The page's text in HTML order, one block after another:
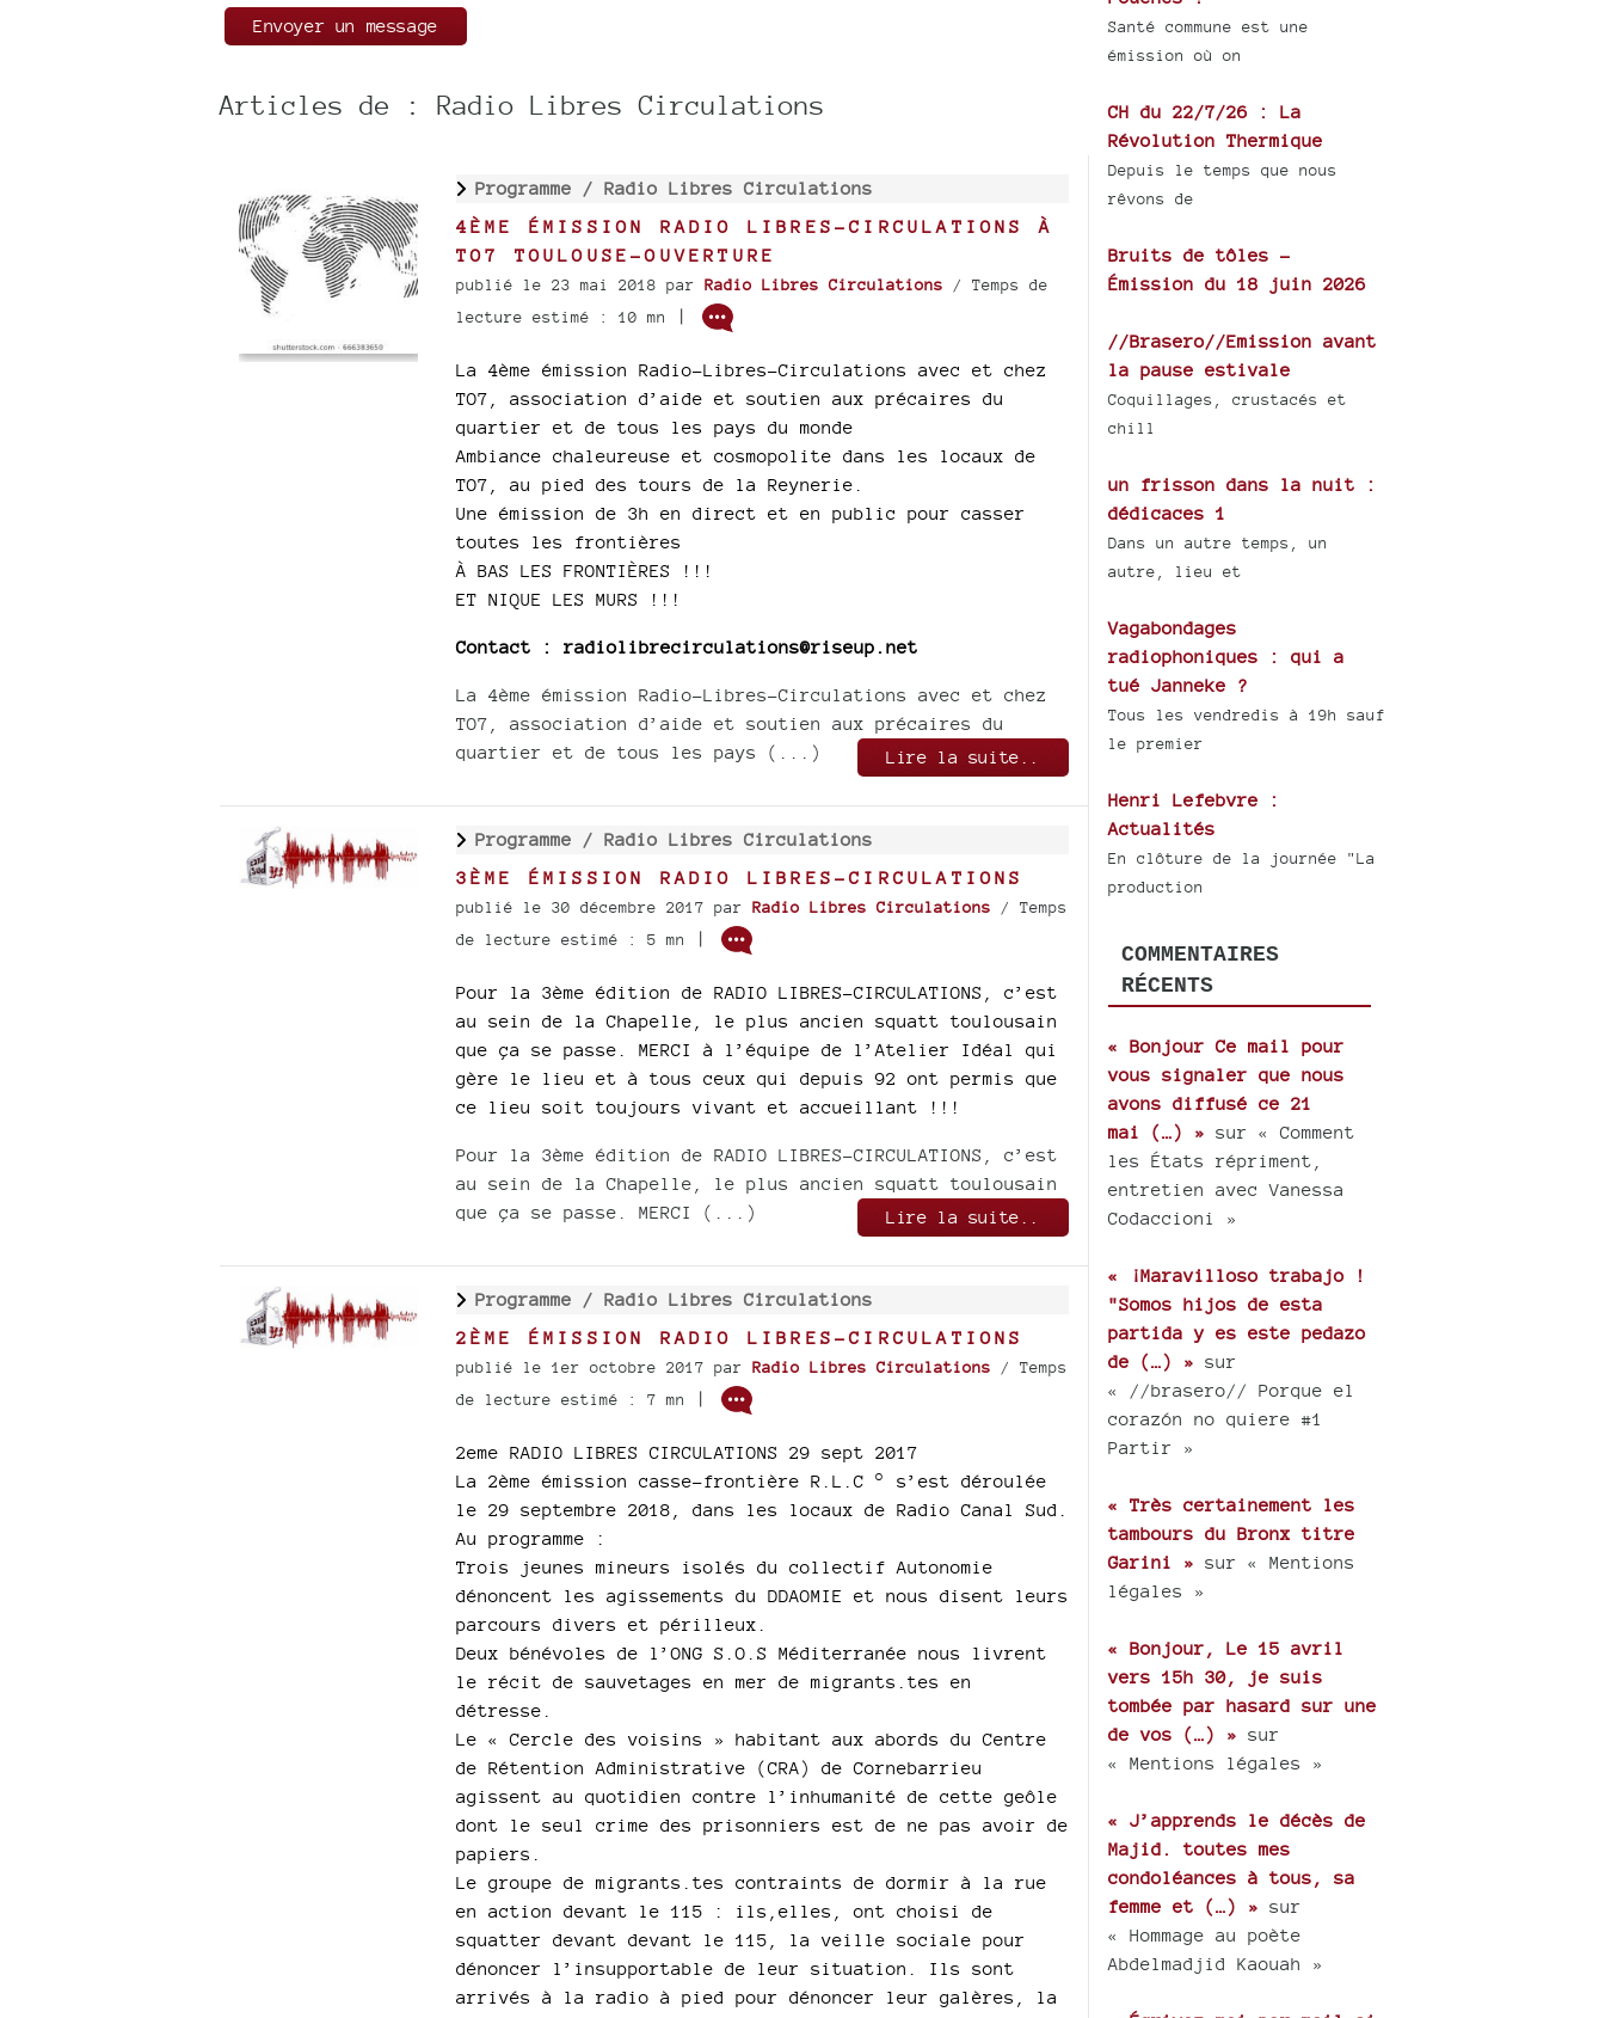
Articles de : Radio Libres Circulations
Programme / Radio Libres Circulations
4ÈME ÉMISSION RADIO LIBRES-CIRCULATIONS À
TO7 TOULOUSE-OUVERTURE
publié le 23 mai 2018 par Radio Libres Circulations / Temps de
lecture estimé : 10 mn
|
La 4ème émission Radio-Libres-Circulations avec et chez
TO7, association d’aide et soutien aux précaires du
quartier et de tous les pays du monde
Ambiance chaleureuse et cosmopolite dans les locaux de
TO7, au pied des tours de la Reynerie.
Une émission de 3h en direct et en public pour casser
toutes les frontières
À BAS LES FRONTIÈRES !!!
ET NIQUE LES MURS !!!
Contact : radiolibrecirculations@riseup.net
La 4ème émission Radio-Libres-Circulations avec et chez
TO7, association d’aide et soutien aux précaires du
quartier et de tous les pays (...)
Lire la suite..
Programme / Radio Libres Circulations
3ÈME ÉMISSION RADIO LIBRES-CIRCULATIONS
publié le 30 décembre 2017 par Radio Libres Circulations / Temps
de lecture estimé : 5 mn
|
Pour la 3ème édition de RADIO LIBRES-CIRCULATIONS, c’est
au sein de la Chapelle, le plus ancien squatt toulousain
que ça se passe. MERCI à l’équipe de l’Atelier Idéal qui
gère le lieu et à tous ceux qui depuis 92 ont permis que
ce lieu soit toujours vivant et accueillant !!!
Pour la 3ème édition de RADIO LIBRES-CIRCULATIONS, c’est
au sein de la Chapelle, le plus ancien squatt toulousain
que ça se passe. MERCI (...)
Lire la suite..
Programme / Radio Libres Circulations
2ÈME ÉMISSION RADIO LIBRES-CIRCULATIONS
publié le 1er octobre 2017 par Radio Libres Circulations / Temps
de lecture estimé : 7 mn
|
2eme RADIO LIBRES CIRCULATIONS 29 sept 2017
La 2ème émission casse-frontière R.L.C ° s’est déroulée
le 29 septembre 2018, dans les locaux de Radio Canal Sud.
Au programme :
Trois jeunes mineurs isolés du collectif Autonomie
dénoncent les agissements du DDAOMIE et nous disent leurs
parcours divers et périlleux.
Deux bénévoles de l’ONG S.O.S Méditerranée nous livrent
le récit de sauvetages en mer de migrants.tes en
détresse.
Le « Cercle des voisins » habitant aux abords du Centre
de Rétention Administrative (CRA) de Cornebarrieu
agissent au quotidien contre l’inhumanité de cette geôle
dont le seul crime des prisonniers est de ne pas avoir de
papiers.
Le groupe de migrants.tes contraints de dormir à la rue
en action devant le 115 : ils,elles, ont choisi de
squatter devant devant le 115, la veille sociale pour
dénoncer l’insupportable de leur situation. Ils sont
arrivés à la radio à pied pour dénoncer leur galères, la
Santé commune est une
émission où on
CH du 22/7/26 : La
Révolution Thermique
Depuis le temps que nous
rêvons de
Bruits de tôles -
Émission du 18 juin 2026
//Brasero//Emission avant
la pause estivale
Coquillages, crustacés et
chill
un frisson dans la nuit :
dédicaces 1
Dans un autre temps, un
autre, lieu et
Vagabondages
radiophoniques : qui a
tué Janneke ?
Tous les vendredis à 19h sauf
le premier
Henri Lefebvre :
Actualités
En clôture de la journée "La
production
COMMENTAIRES
RÉCENTS
« Bonjour Ce mail pour
vous signaler que nous
avons diffusé ce 21
mai (…) » sur « Comment
les États répriment,
entretien avec Vanessa
Codaccioni »
« ¡Maravilloso trabajo !
"Somos hijos de esta
partida y es este pedazo
de (…) » sur
« //brasero// Porque el
corazón no quiere #1
Partir »
« Très certainement les
tambours du Bronx titre
Garini » sur « Mentions
légales »
« Bonjour, Le 15 avril
vers 15h 30, je suis
tombée par hasard sur une
de vos (…) » sur
« Mentions légales »
« J’apprends le décès de
Majid. toutes mes
condoléances à tous, sa
femme et (…) » sur
« Hommage au poète
Abdelmadjid Kaouah »